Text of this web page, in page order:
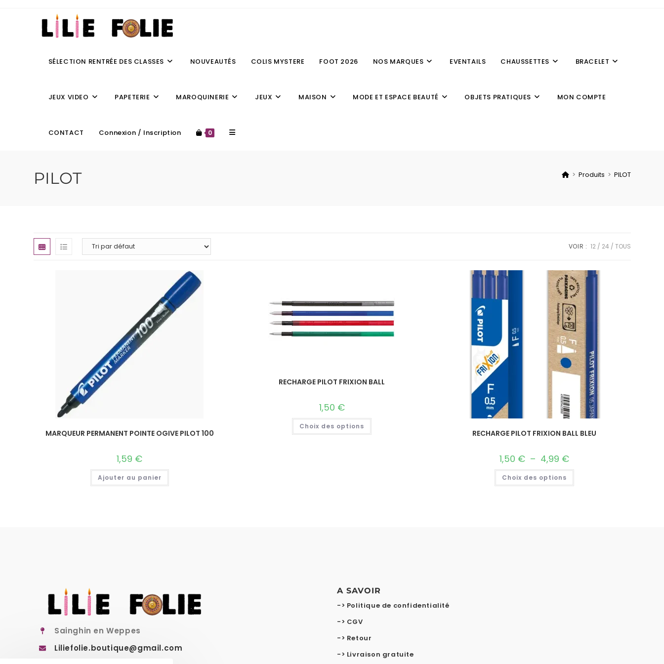
SÉLECTION RENTRÉE DES CLASSES NOUVEAUTÉS COLIS MYSTERE FOOT 2026 NOS MARQUES EVENTAILS CHAUSSETTES BRACELET
JEUX VIDEO PAPETERIE MAROQUINERIE JEUX MAISON MODE ET ESPACE BEAUTÉ OBJETS PRATIQUES MON COMPTE
CONTACT Connexion / Inscription 0
PILOT > Produits > PILOT
VOIR : 12 24 TOUS
MARQUEUR PERMANENT POINTE OGIVE PILOT 100
1,59 €
Ajouter au panier
RECHARGE PILOT FRIXION BALL
1,50 €
Choix des options
RECHARGE PILOT FRIXION BALL BLEU
1,50 € – 4,99 €
Choix des options
Sainghin en Weppes
Liliefolie.boutique@gmail.com
A SAVOIR
-> Politique de confidentialité
-> CGV
-> Retour
-> Livraison gratuite